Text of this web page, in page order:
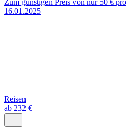
Zum günstigen Preis von nur 50 €
16.01.2025
Reisen
ab 232 €